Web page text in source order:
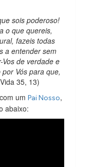
sois poderoso!
o que quereis,
fazeis todas
a entender sem
de verdade e
Vós para que,
35, 13)
umPai Nosso,
abaixo: